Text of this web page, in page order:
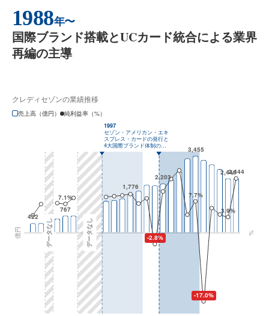
1988年〜
国際ブランド搭載とUCカード統合による業界
再編の主導
クレディセゾンの業績推移
売上高（億円）
純利益率（%）